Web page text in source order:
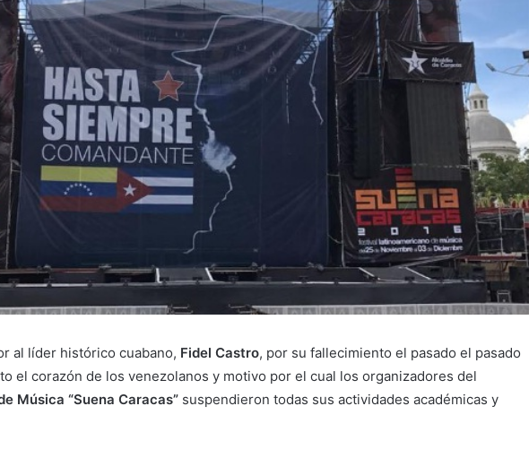
al líder histórico cuabano, Fidel Castro, por su fallecimiento el pasado el pasado
el corazón de los venezolanos y motivo por el cual los organizadores del
Música “Suena Caracas” suspendieron todas sus actividades académicas y